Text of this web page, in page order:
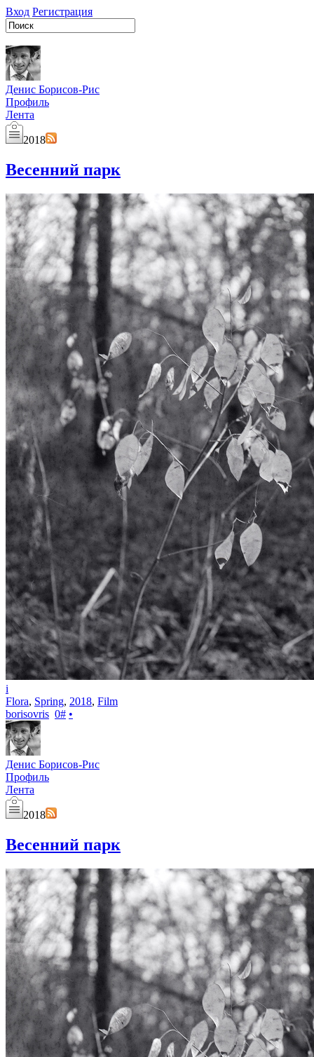
Вход Регистрация
Денис Борисов-Рис
Профиль
Лента
2018
Весенний парк
i
Flora, Spring, 2018, Film
borisovris 0# •
Денис Борисов-Рис
Профиль
Лента
2018
Весенний парк